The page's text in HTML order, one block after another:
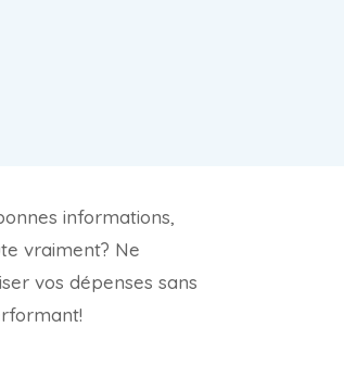
informations,
vraiment? Ne
vos dépenses sans